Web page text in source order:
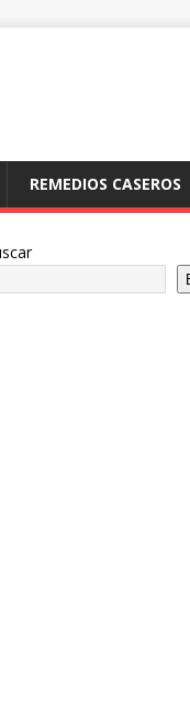
REMEDIOS CASEROS